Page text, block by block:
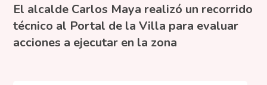
El alcalde Carlos Maya realizó un recorrido
técnico al Portal de la Villa para evaluar
acciones a ejecutar en la zona